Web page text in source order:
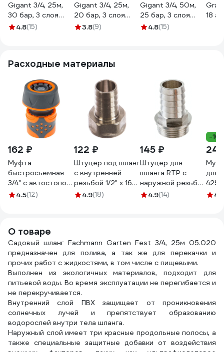
Gigant 3/4, 25м,
30 бар, 3 слоя
GWH-05
4.8(15)
Gigant 3/4, 25м,
20 бар, 3 слоя
GWH-04
3.8(9)
Gigant 3/4, 50м,
25 бар, 3 слоя
GWH-09
4.8(15)
Grandy 3/
18
Расходные материалы
162 ₽
Муфта
быстросъемная
3/4" с автостопом
STARTUL ST6016-
4.5(12)
122 ₽
Штуцер под шланг
с внутренней
резьбой 1/2" х 16
мм СТМ CRSF1216
4.9(18)
145 ₽
Штуцер для
шланга RTP с
наружной резьбой
G 20х3/4 25157
4.9(14)
-
для
4.3
О товаре
Садовый шланг Fachmann Garten Fest 3/4, 25м 05.020
предназначен для полива, а так же для перекачки и
прочих работ с жидкостями, в том числе с пищевыми.
Выполнен из экологичных материалов, подходит для
питьевой воды. Во время эксплуатации не перегибается и
не перекручивается.
Внутренний слой ПВХ защищает от проникновения
солнечных лучей и препятствует образованию
водорослей внутри тела шланга.
Наружный слой имеет три красные продольные полосы, а
также специальные защитные добавки от воздействия